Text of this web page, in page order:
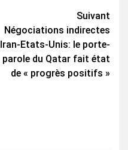
Suivant
Négociations indirectes
Iran-Etats-Unis: le porte-
parole du Qatar fait état
de « progrès positifs »